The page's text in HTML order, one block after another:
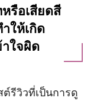
รือเสียดสี
ให้เกิด
ใจผิด
รีวิวที่เป็นการดู